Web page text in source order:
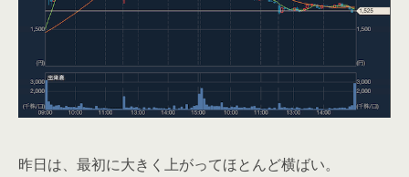
昨日は、最初に大きく上がってほとんど横ばい。